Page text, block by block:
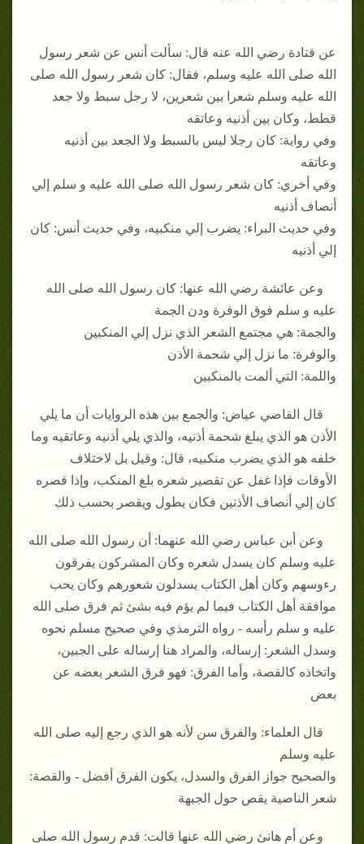
عن قتادة رضي الله عنه قال: سألت أنس عن شعر رسول
الله صلى الله عليه وسلم، فقال: كان شعر رسول الله صلى
الله عليه وسلم شعرا بين شعرين، لا رجل سبط ولا جعد
قطط، وكان بين أذنيه وعاتقه
وفي رواية: كان رجلا ليس بالسبط ولا الجعد بين أذنيه
وعاتقه
وفي أخري: كان شعر رسول الله صلى الله عليه و سلم إلي
أنصاف أذنيه
وفي حديث البراء: يضرب إلي منكبيه، وفي حديث أنس: كان
إلي أذنيه
وعن عائشة رضي الله عنها: كان رسول الله صلى الله
عليه و سلم فوق الوفرة ودن الجمة
والجمة: هي مجتمع الشعر الذي نزل إلي المنكبين
والوفرة: ما نزل إلي شحمة الأذن
واللمة: التي ألمت بالمنكبين
قال القاضي عياض: والجمع بين هذه الروايات أن ما يلي
الأذن هو الذي يبلغ شحمة أذنيه، والذي يلي أذنيه وعاتقيه وما
خلفه هو الذي يضرب منكبيه، قال: وقيل بل لاختلاف
الأوقات فإذا غفل عن تقصير شعره بلغ المنكب، وإذا قصره
كان إلي أنصاف الأذنين فكان يطول ويقصر بحسب ذلك
وعن أبن عباس رضي الله عنهما: أن رسول الله صلى الله
عليه وسلم كان يسدل شعره وكان المشركون يفرقون
رءوسهم وكان أهل الكتاب يسدلون شعورهم وكان يحب
موافقة أهل الكتاب فيما لم يؤم فيه بشئ ثم فرق صلى الله
عليه و سلم رأسه - رواه الترمذي وفي صحيح مسلم نحوه
وسدل الشعر: إرساله، والمراد هنا إرساله على الجبين،
واتخاذه كالقصة، وأما الفرق: فهو فرق الشعر بعضه عن
بعض
قال العلماء: والفرق سن لأنه هو الذي رجع إليه صلى الله
عليه وسلم
والصحيح جواز الفرق والسدل، يكون الفرق أفضل - والقصة:
شعر الناصية يقص حول الجبهة
وعن أم هانئ رضي الله عنها قالت: قدم رسول الله صلى